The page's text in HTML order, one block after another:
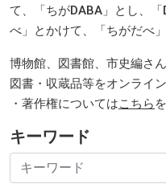
て、「ちがDABA」とし、
べ」とかけて、「ちがだべ
博物館、図書館、市史編さ
図書・収蔵品等をオンライ
・著作権についてはこちら
キーワード